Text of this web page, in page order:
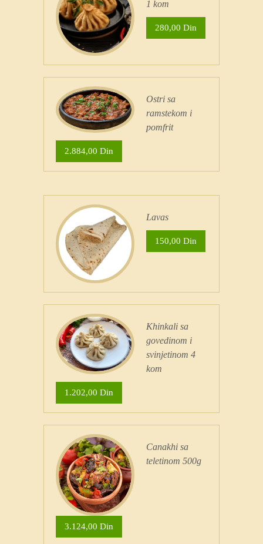
1 kom
280,00 Din
Ostri sa
ramstekom i
pomfrit
2.884,00 Din
Lavas
150,00 Din
Khinkali sa
govedinom i
svinjetinom 4
kom
1.202,00 Din
Canakhi sa
teletinom 500g
3.124,00 Din